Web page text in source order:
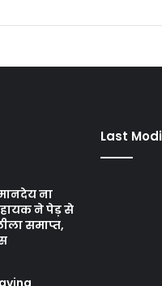
ना
ने पेड़ से
समाप्त,
Last